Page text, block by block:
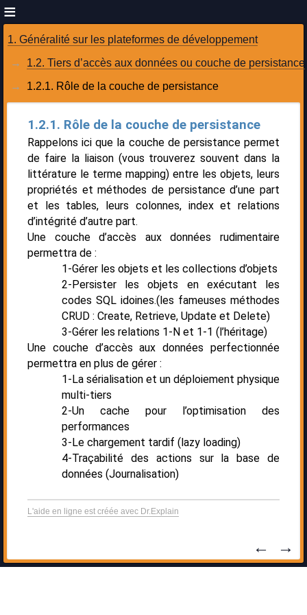
1. Généralité sur les plateformes de développement
1.2. Tiers d’accès aux données ou couche de persistance
1.2.1. Rôle de la couche de persistance
1.2.1. Rôle de la couche de persistance
Rappelons ici que la couche de persistance permet
de faire la liaison (vous trouverez souvent dans la
littérature le terme mapping) entre les objets, leurs
propriétés et méthodes de persistance d’une part
et les tables, leurs colonnes, index et relations
d’intégrité d’autre part.
Une couche d’accès aux données rudimentaire
permettra de :
1-Gérer les objets et les collections d’objets
2-Persister les objets en exécutant les
codes SQL idoines.(les fameuses méthodes
CRUD : Create, Retrieve, Update et Delete)
3-Gérer les relations 1-N et 1-1 (l’héritage)
Une couche d’accès aux données perfectionnée
permettra en plus de gérer :
1-La sérialisation et un déploiement physique
multi-tiers
2-Un cache pour l’optimisation des
performances
3-Le chargement tardif (lazy loading)
4-Traçabilité des actions sur la base de
données (Journalisation)
L'aide en ligne est créée avec Dr.Explain